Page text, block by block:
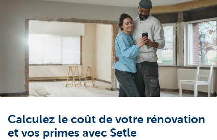
Calculez le coût de votre rénovation
et vos primes avec Setle